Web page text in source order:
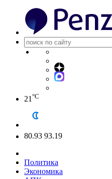
21 °C
80.93 93.19
Политика
Экономика